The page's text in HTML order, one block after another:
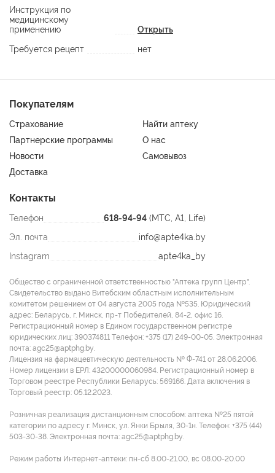
Инструкция по
медицинскому
применению
Открыть
Требуется рецепт
нет
Покупателям
Страхование
Найти аптеку
Партнерские программы
О нас
Новости
Самовывоз
Доставка
Контакты
Телефон 618-94-94 (МТС, A1, Life)
Эл. почта
info@apte4ka.by
Instagram
apte4ka_by
Общество с ограниченной ответственностью "Аптека групп Центр".
Свидетельство выдано Витебским областным исполнительным
комитетом решением от 04 августа 2005 года №535. Юридический
адрес: Беларусь, г. Минск, пр-т Победителей, 84-2, офис 16.
Регистрационный номер в Едином государственном регистре
юридических лиц: 390374811 Tелефон: +375 (17) 249-00-05. Электронная
почта: agc25@aptphg.by.
Лицензия на фармацевтическую деятельность № Ф-741 от 28.06.2006.
Номер лицензии в ЕРЛ: 43200000060984. Регистрационный номер в
Торговом реестре Республики Беларусь: 569166. Дата включения в
Торговый реестр: 05.12.2023.
Розничная реализация дистанционным способом: аптека №25 пятой
категории по адресу г. Минск, ул. Янки Брыля, 30-1н. Телефон: +375 (44)
503-30-38. Электронная почта: agc25@aptphg.by.
Режим работы Интернет-аптеки: пн-сб 8.00-21.00, вс 08.00-20.00